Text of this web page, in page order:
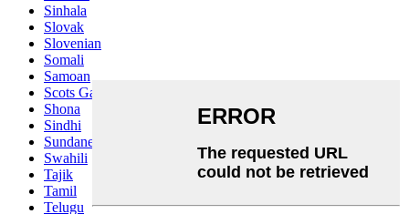
Sinhala
Slovak
Slovenian
Somali
Samoan
Scots Gaelic
Shona
Sindhi
Sundanese
Swahili
Tajik
Tamil
Telugu